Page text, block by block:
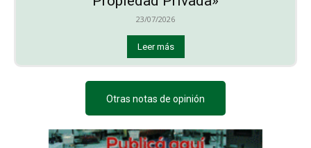
23/07/2026
Leer más
Otras notas de opinión